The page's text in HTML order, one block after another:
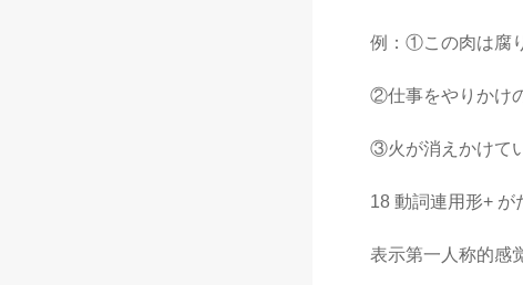
例：①この肉は腐り
②仕事をやりかけの
③火が消えかけてい
18 動詞連用形+ が
表示第一人称的感觉